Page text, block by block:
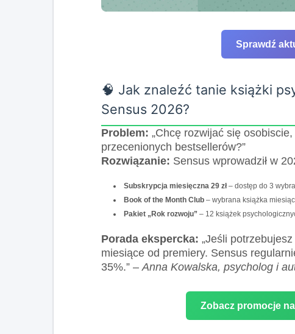
Sprawdź
🧠 Jak znaleźć tanie książki
Sensus 2026?
Problem: „Chcę rozwijać się
przecenionych bestsellerów?”
Rozwiązanie: Sensus wprowadził w
Subskrypcja miesięczna 29 zł– dostęp do 3
Book of the Month Club – wybrana książka
Pakiet „Rok rozwoju” – 12 książek
Porada ekspercka: „Jeśli
miesiące od premiery. Sensus
35%.” – Anna Kowalska, psycholog i
Zobacz promocje